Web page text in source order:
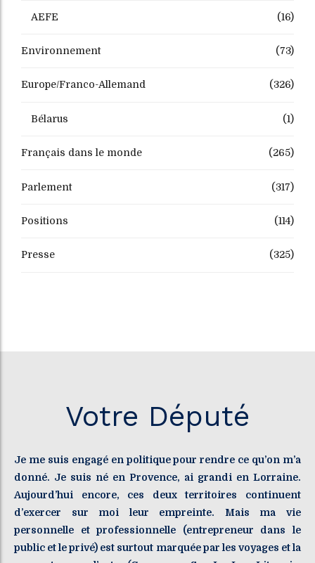
AEFE (16)
Environnement (73)
Europe/Franco-Allemand (326)
Bélarus (1)
Français dans le monde (265)
Parlement (317)
Positions (114)
Presse (325)
Votre Député
Je me suis engagé en politique pour rendre ce qu’on m’a
donné. Je suis né en Provence, ai grandi en Lorraine.
Aujourd’hui encore, ces deux territoires continuent
d’exercer sur moi leur empreinte. Mais ma vie
personnelle et professionnelle (entrepreneur dans le
public et le privé) est surtout marquée par les voyages et la